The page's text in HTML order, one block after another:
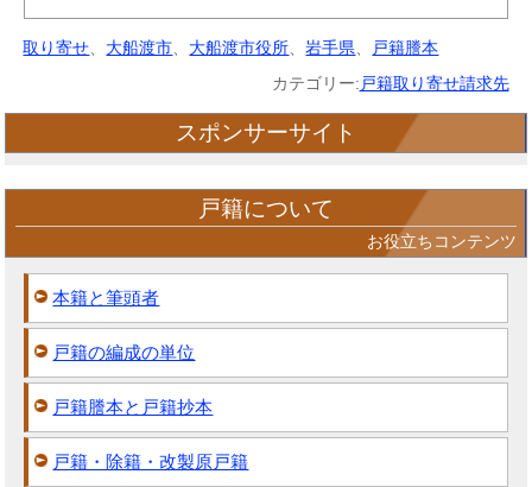
取り寄せ 大船渡市 大船渡市役所 、岩手県
戸籍謄本
カテゴリー: 戸籍取り寄せ請求先
スポンサーサイト
戸籍について
お役立ちコンテンツ
本籍と筆頭者
戸籍の編成の単位
戸籍謄本と戸籍抄本
戸籍・除籍・改製原戸籍